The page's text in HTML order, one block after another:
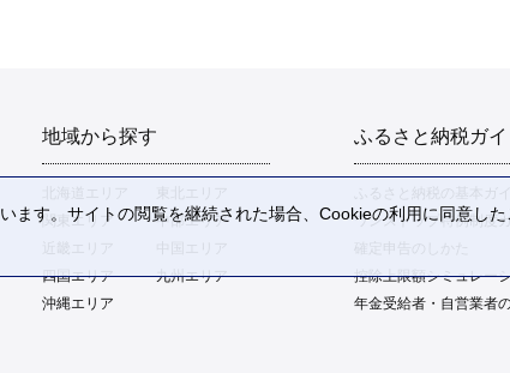
地域から探す
関東エリア
中部エリア
四国エリア
九州エリア
沖縄エリア
ふるさと納税ガイ
ふるさと納税の基本ガイ
ワンストップ特例制度
控除上限額シミュレー
年金受給者・自営業者
す。サイトの閲覧を継続された場合、Cookieの利用に同意した